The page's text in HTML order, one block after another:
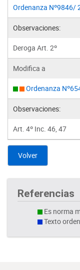
Ordenanza Nº9846/
Observaciones:
Deroga Art. 2º
Modifica a
Ordenanza
Observaciones:
Art. 4º Inc. 46, 47
Volver
Referencias
Es norma
Texto